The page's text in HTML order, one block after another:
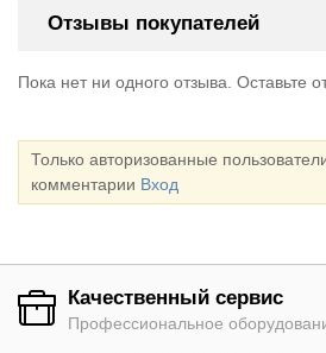
Отзывы покупателей
Пока нет ни одного отзыва. Оставьте
Только авторизованные
комментарии Вход
Качественный сервис
Профессиональное